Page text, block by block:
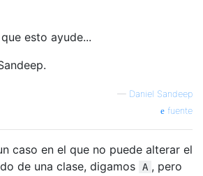
esto ayude...
— Daniel Sandeep
fuente
caso en el que no puede alterar el
de una clase, digamos
A , pero